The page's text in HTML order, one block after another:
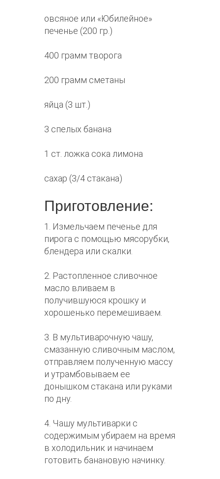
овсяное или «Юбилейное»
печенье (200 гр.)
400 грамм творога
200 грамм сметаны
яйца (3 шт.)
3 спелых банана
1 ст. ложка сока лимона
сахар (3/4 стакана)
Приготовление:
1. Измельчаем печенье для
пирога с помощью мясорубки,
блендера или скалки.
2. Растопленное сливочное
масло вливаем в
получившуюся крошку и
хорошенько перемешиваем.
3. В мультиварочную чашу,
смазанную сливочным маслом,
отправляем полученную массу
и утрамбовываем ее
донышком стакана или руками
по дну.
4. Чашу мультиварки с
содержимым убираем на время
в холодильник и начинаем
готовить банановую начинку.